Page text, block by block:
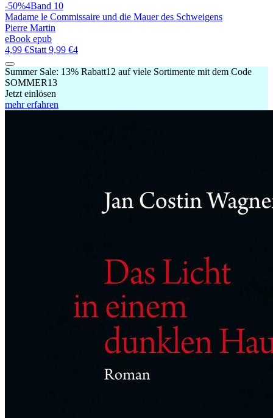
-50%4Band 10
Madame le Commissaire und die Mauer des Schweigens
Pierre Martin
eBook epub
4,99 €Statt 9,99 €4
Summer Sale: 13% Rabatt12 auf viele Sortimente mit dem Code
SOMMER13
Jetzt einlösen
mehr erfahren